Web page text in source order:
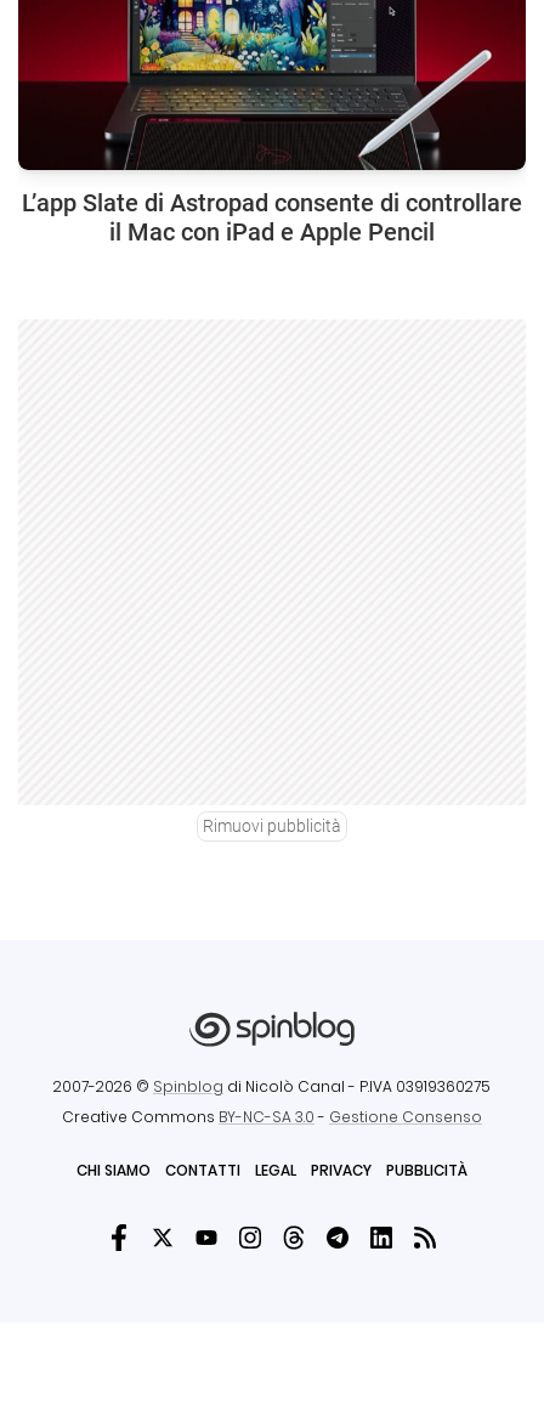
L’app Slate di Astropad consente di controllare
il Mac con iPad e Apple Pencil
Rimuovi pubblicità
2007-2026 © Spinblog di Nicolò Canal - P.IVA 03919360275
Creative Commons BY-NC-SA 3.0- Gestione Consenso
CHI SIAMO CONTATTI LEGAL PRIVACY PUBBLICITÀ